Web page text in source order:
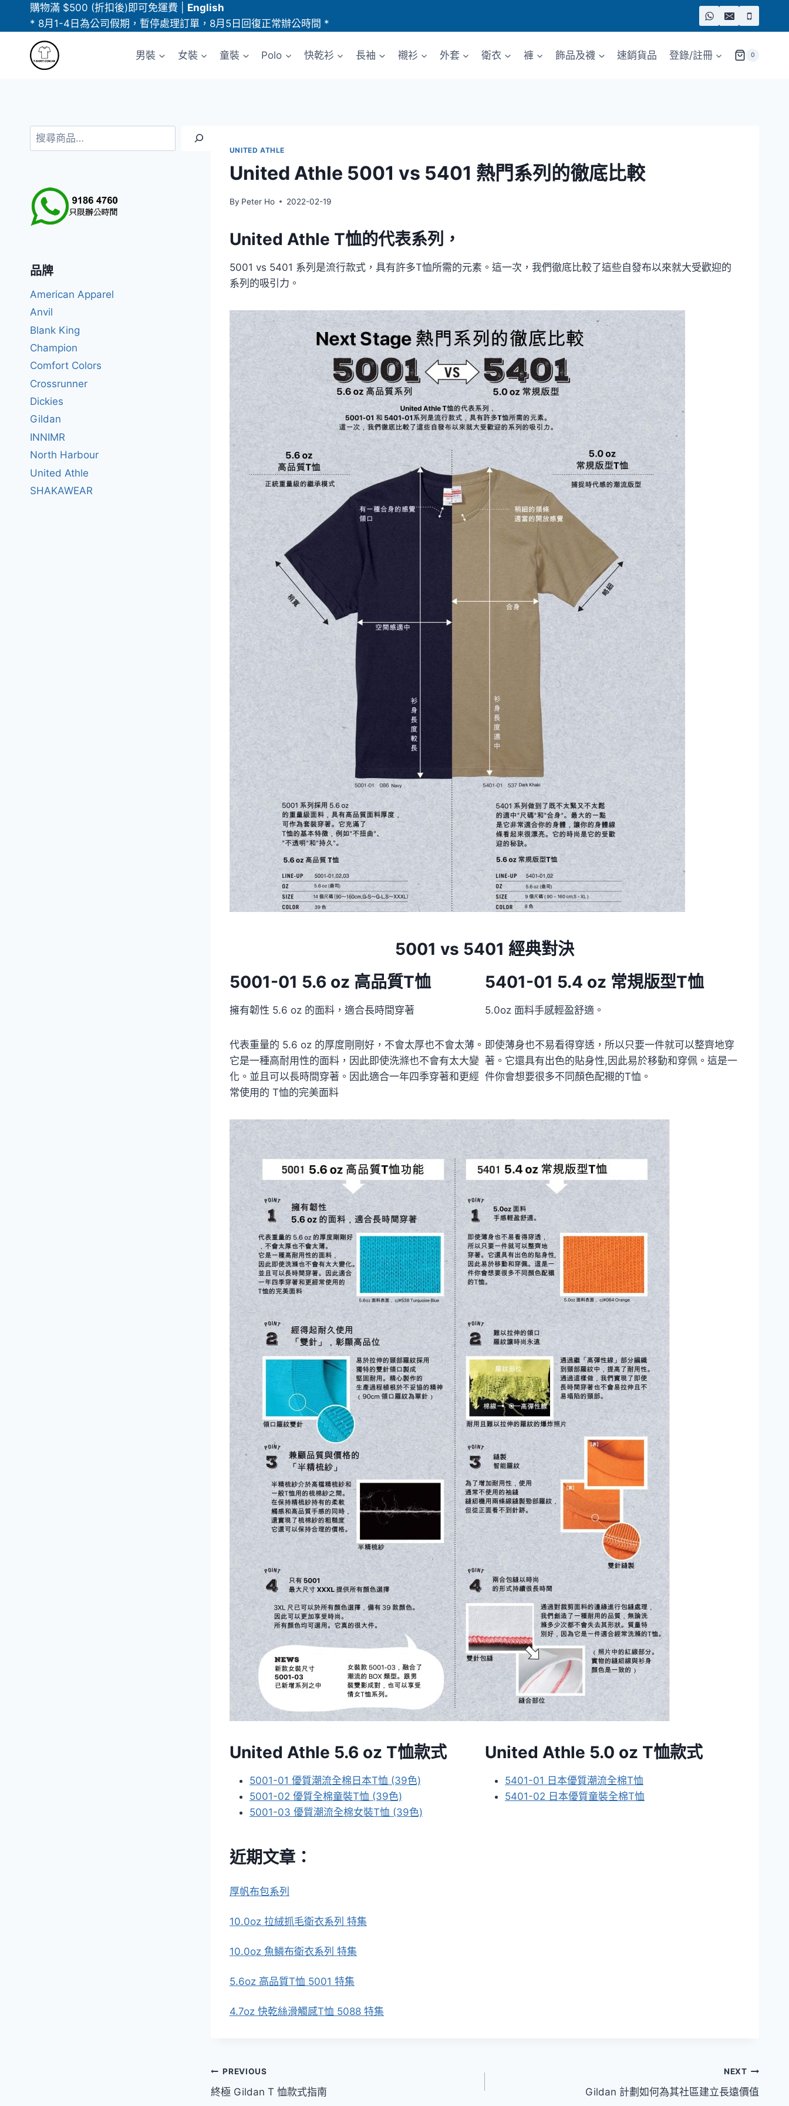
購物滿 $500 (折扣後)即可免運費
English
* 8月1-4日為公司假期，暫停處理訂單，8月5日回復正常辦公時間 *
男裝 女裝 童裝 Polo 快乾衫 長袖 襯衫 外套 衛衣 褲 飾品及襪 速銷貨品 登錄/註冊 0
UNITED ATHLE
United Athle 5001 vs 5401 熱門系列的徹底比較
By Peter Ho 2022-02-19
United Athle T恤的代表系列，
5001 vs 5401 系列是流行款式，具有許多T恤所需的元素。這一次，我們徹底比較了這些自發布以來就大受歡迎的
系列的吸引力。
5001 vs 5401 經典對決
5001-01 5.6 oz 高品質T恤
擁有韌性 5.6 oz 的面料，適合長時間穿著
代表重量的 5.6 oz 的厚度剛剛好，不會太厚也不會太薄。
它是一種高耐用性的面料，因此即使洗滌也不會有太大變
化。並且可以長時間穿著。因此適合一年四季穿著和更經
常使用的 T恤的完美面料
5401-01 5.4 oz 常規版型T恤
5.0oz 面料手感輕盈舒適。
即使薄身也不易看得穿透，所以只要一件就可以整齊地穿
著。它還具有出色的貼身性,因此易於移動和穿佩。這是一
件你會想要很多不同顏色配襯的T恤。
United Athle 5.6 oz T恤款式
5001-01 優質潮流全棉日本T恤 (39色)
5001-02 優質全棉童裝T恤 (39色)
5001-03 優質潮流全棉女裝T恤 (39色)
United Athle 5.0 oz T恤款式
5401-01 日本優質潮流全棉T恤
5401-02 日本優質童裝全棉T恤
近期文章：
厚帆布包系列
10.0oz 拉絨抓毛衛衣系列 特集
10.0oz 魚鱗布衛衣系列 特集
5.6oz 高品質T恤 5001 特集
4.7oz 快乾絲滑觸感T恤 5088 特集
文
章
PREVIOUS
終極 Gildan T 恤款式指南
NEXT
Gildan 計劃如何為其社區建立長遠價值
搜
尋
品牌
American Apparel
Anvil
Blank King
Champion
Comfort Colors
Crossrunner
Dickies
Gildan
INNIMR
North Harbour
United Athle
SHAKAWEAR